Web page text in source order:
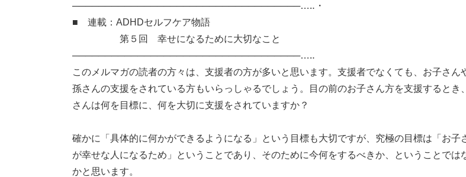
───────────────────────────────────…‥・
■ 連載：ADHDセルフケア物語
第５回 幸せになるために大切なこと
───────────────────────────────────…‥
このメルマガの読者の方々は、支援者の方が多いと思います。支援者でなくても、お子さん
孫さんの支援をされている方もいらっしゃるでしょう。目の前のお子さん方を支援するとき
さんは何を目標に、何を大切に支援をされていますか？
確かに「具体的に何かができるようになる」という目標も大切ですが、究極の目標は「お子
が幸せな人になるため」ということであり、そのために今何をするべきか、ということでは
かと思います。